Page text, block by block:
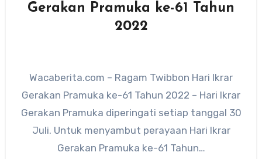
Gerakan Pramuka ke-61 Tahun
2022
Wacaberita.com – Ragam Twibbon Hari Ikrar
Gerakan Pramuka ke-61 Tahun 2022 – Hari Ikrar
Gerakan Pramuka diperingati setiap tanggal 30
Juli. Untuk menyambut perayaan Hari Ikrar
Gerakan Pramuka ke-61 Tahun…